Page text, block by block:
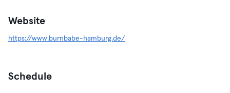
Website
https://www.burnbabe-hamburg.de/
Schedule